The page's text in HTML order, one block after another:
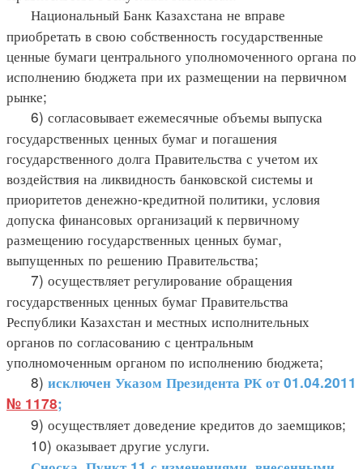
Национальный Банк Казахстана не вправе
приобретать в свою собственность государственные
ценные бумаги центрального уполномоченного органа по
исполнению бюджета при их размещении на первичном
рынке;
6) согласовывает ежемесячные объемы выпуска
государственных ценных бумаг и погашения
государственного долга Правительства с учетом их
воздействия на ликвидность банковской системы и
приоритетов денежно-кредитной политики, условия
допуска финансовых организаций к первичному
размещению государственных ценных бумаг,
выпущенных по решению Правительства;
7) осуществляет регулирование обращения
государственных ценных бумаг Правительства
Республики Казахстан и местных исполнительных
органов по согласованию с центральным
уполномоченным органом по исполнению бюджета;
8) исключен Указом Президента РК от 01.04.2011
№ 1178;
9) осуществляет доведение кредитов до заемщиков;
10) оказывает другие услуги.